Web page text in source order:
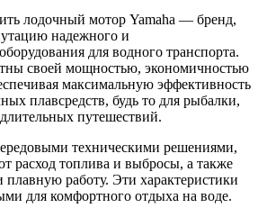
лодочный мотор Yamaha — бренд,
надежного и
для водного транспорта.
своей мощностью, экономичностью
максимальную эффективность
плавсредств, будь то для рыбалки,
путешествий.
техническими решениями,
расход топлива и выбросы, а также
работу. Эти характеристики
для комфортного отдыха на воде.